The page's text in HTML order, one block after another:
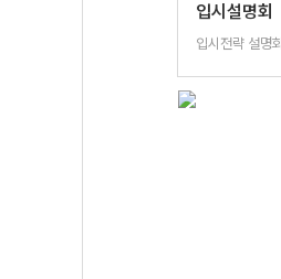
입시설명회
입시전략 설명회